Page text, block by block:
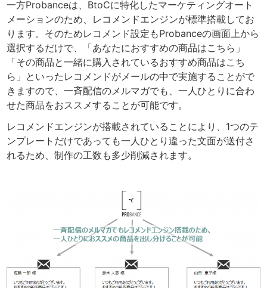
一方Probanceは、BtoCに特化したマーケティングオート
メーションのため、レコメンドエンジンが標準搭載してお
ります。そのためレコメンド設定もProbanceの画面上から
選択するだけで、「あなたにおすすめの商品はこちら」
「その商品と一緒に購入されているおすすめ商品はこち
ら」といったレコメンドがメールの中で実施することがで
きますので、一斉配信のメルマガでも、一人ひとりに合わ
せた商品をおススメすることが可能です。
レコメンドエンジンが搭載されていることにより、1つのテ
ンプレートだけであっても一人ひとり違った文面が送付さ
れるため、制作の工数も多少削減されます。